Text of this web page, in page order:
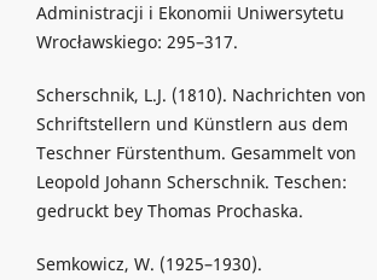
Administracji i Ekonomii Uniwersytetu
Wrocławskiego: 295–317.
Scherschnik, L.J. (1810). Nachrichten von
Schriftstellern und Künstlern aus dem
Teschner Fürstenthum. Gesammelt von
Leopold Johann Scherschnik. Teschen:
gedruckt bey Thomas Prochaska.
Semkowicz, W. (1925–1930).